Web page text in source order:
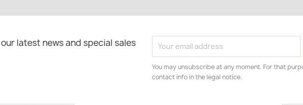
latest news and special sales
You may unsubscribe at any moment. For that
contact info in the legal notice.